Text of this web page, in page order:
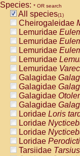
Species: * OR search
All species(1)
Cheirogaleidae
Lemuridae
Lemuridae
Lemuridae
Lemuridae
Lemuridae
Galagidae
Galagidae
Galagidae
Galagidae
Loridae Loris
Loridae
Loridae
Loridae
Tarsiidae